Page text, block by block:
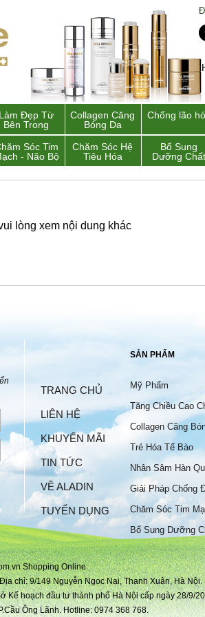
Làm Đẹp Từ
Bên Trong
Collagen Căng
Bóng Da
Chống lão
Sóc Tim
- Não Bộ
Chăm Sóc Hệ
Tiêu Hóa
Bổ Sung
Dưỡng Chất
lòng xem nội dung khác
TRANG CHỦ
LIÊN HỆ
KHUYẾN MÃI
TIN TỨC
VỀ ALADIN
TUYỂN DỤNG
SẢN PHẨM
Mỹ Phẩm
Tăng Chiều Cao
Collagen Căng
Trẻ Hóa Tế Bào
Nhân Sâm Hàn
Giải Pháp Chống
Chăm Sóc Tim
Bộ
Bổ Sung Dưỡng
Shopping Online
chỉ: 9/149 Nguyễn Ngọc Nại, Thanh Xuân, Hà Nội.
Kế hoạch đầu tư thành phố Hà Nội cấp ngày 28/9/
Ông Lãnh. Hotline: 0974 368 768.